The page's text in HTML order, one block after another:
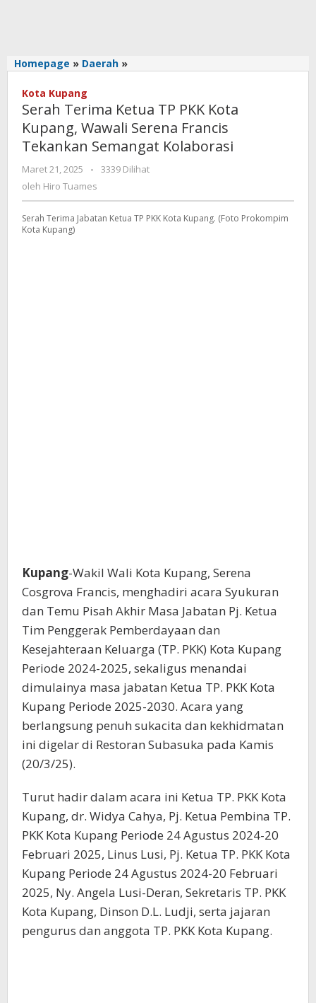
Homepage » Daerah »Serah
TP
PKK
Kota
Kupang,
Wawali
Semangat
Kota Kupang
Serah Terima Ketua TP PKK Kota
Kupang, Wawali Serena Francis
Tekankan Semangat Kolaborasi
Maret 21, 2025
oleh
-
3339 Dilihat
oleh Hiro Tuames
Serah Terima Jabatan Ketua TP PKK Kota Kupang. (Foto Prokompim
Kota Kupang)
Kupang-Wakil Wali Kota Kupang, Serena
Cosgrova Francis, menghadiri acara Syukuran
dan Temu Pisah Akhir Masa Jabatan Pj. Ketua
Tim Penggerak Pemberdayaan dan
Kesejahteraan Keluarga (TP. PKK) Kota Kupang
Periode 2024-2025, sekaligus menandai
dimulainya masa jabatan Ketua TP. PKK Kota
Kupang Periode 2025-2030. Acara yang
berlangsung penuh sukacita dan kekhidmatan
ini digelar di Restoran Subasuka pada Kamis
(20/3/25).
Turut hadir dalam acara ini Ketua TP. PKK Kota
Kupang, dr. Widya Cahya, Pj. Ketua Pembina TP.
PKK Kota Kupang Periode 24 Agustus 2024-20
Februari 2025, Linus Lusi, Pj. Ketua TP. PKK Kota
Kupang Periode 24 Agustus 2024-20 Februari
2025, Ny. Angela Lusi-Deran, Sekretaris TP. PKK
Kota Kupang, Dinson D.L. Ludji, serta jajaran
pengurus dan anggota TP. PKK Kota Kupang.